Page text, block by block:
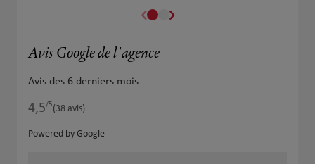
Avis Google de l'agence
Avis des 6 derniers mois
4,5/5Note de 4.5 sur 5
(38 avis)
Powered by Google